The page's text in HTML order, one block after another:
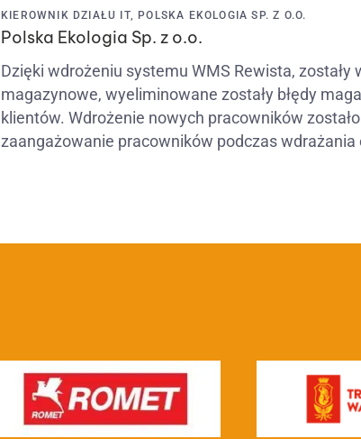
KIEROWNIK DZIAŁU IT, POLSKA EKOLOGIA SP. Z O.O.
Polska Ekologia Sp. z o.o.
Dzięki wdrożeniu systemu WMS Rewista,
magazynowe, wyeliminowane zostały błędy
klientów. Wdrożenie nowych pracowników
zaangażowanie pracowników podczas